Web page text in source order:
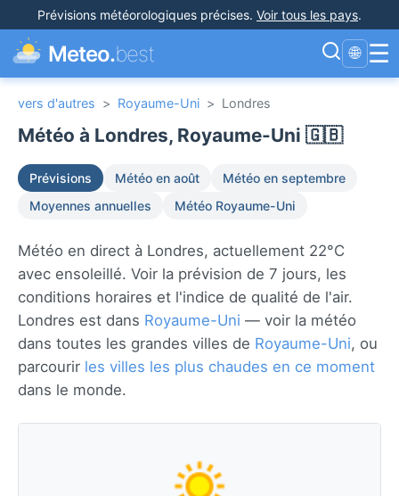
Prévisions météorologiques précises. Voir tous les pays.
Meteo.best 🌐 ☰
vers d'autres > Royaume-Uni > Londres
Météo à Londres, Royaume-Uni 🇬🇧
Prévisions Météo en août
Météo en septembre
Moyennes annuelles
Météo Royaume-Uni
Météo en direct à Londres, actuellement 22°C
avec ensoleillé. Voir la prévision de 7 jours, les
conditions horaires et l'indice de qualité de l'air.
Londres est dans Royaume-Uni — voir la météo
dans toutes les grandes villes de Royaume-Uni, ou
parcourir les villes les plus chaudes en ce moment
dans le monde.